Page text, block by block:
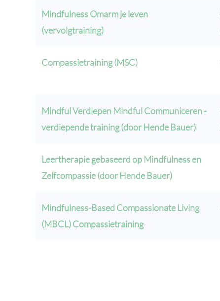
Mindfulness Omarm je leven
(vervolgtraining)
Compassietraining (MSC)
Mindful Verdiepen Mindful Communiceren -
verdiepende training (door Hende Bauer)
Leertherapie gebaseerd op Mindfulness en
Zelfcompassie (door Hende Bauer)
Mindfulness-Based Compassionate Living
(MBCL) Compassietraining